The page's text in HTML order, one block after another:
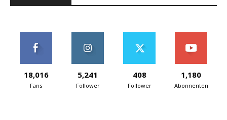
18,016
Fans
5,241
Follower
408
Follower
1,180
Abonnenten